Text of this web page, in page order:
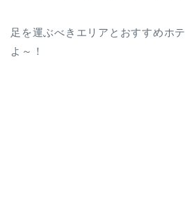
足を運ぶべきエリアとおすすめホ
よ～！